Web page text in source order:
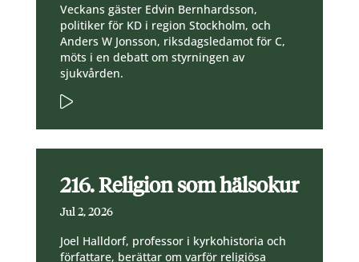
Veckans gäster Edvin Bernhardsson,
politiker för KD i region Stockholm, och
Anders W Jonsson, riksdagsledamot för C,
möts i en debatt om styrningen av
sjukvården.
216. Religion som hälsokur
Jul 2, 2026
Joel Halldorf, professor i kyrkohistoria och
författare, berättar om varför religiösa